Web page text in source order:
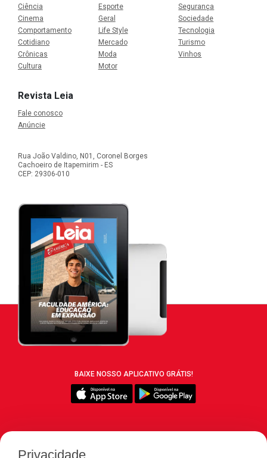
Ciência
Cinema
Comportamento
Cotidiano
Crônicas
Cultura
Esporte
Geral
Life Style
Mercado
Moda
Motor
Segurança
Sociedade
Tecnologia
Turismo
Vinhos
Revista Leia
Fale conosco
Anúncie
Rua João Valdino, N01, Coronel Borges
Cachoeiro de Itapemirim - ES
CEP: 29306-010
BAIXE NOSSO APLICATIVO GRÁTIS!
Privacidade